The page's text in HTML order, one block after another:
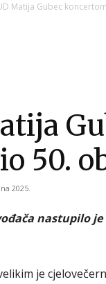
Matija Gubec
50.
2025.
nastupilo
je